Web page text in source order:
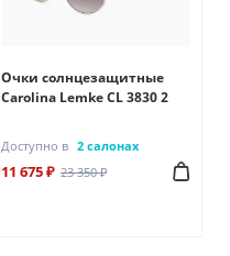
Очки солнцезащитные
Carolina Lemke CL 3830 2
Доступно в 2 салонах
11 675 ₽ 23 350 ₽